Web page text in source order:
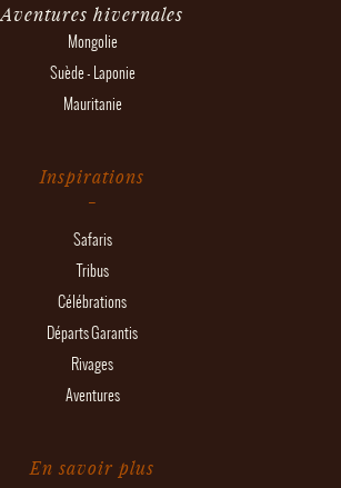
Aventures hivernales
Mongolie
Suède - Laponie
Mauritanie
Inspirations
Safaris
Tribus
Célébrations
Départs Garantis
Rivages
Aventures
En savoir plus